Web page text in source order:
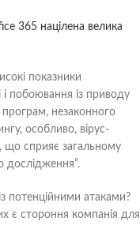
365 націлена велика
показники
побоювання із приводу
незаконного
особливо, вірус-
сприяє загальному
дослідження”.
потенційними атаками?
є стороння компанія для